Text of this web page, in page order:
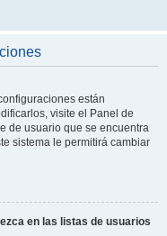
están
visite el Panel de
de usuario que se encuentra
sistema le permitirá cambiar
en las listas de usuarios